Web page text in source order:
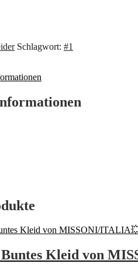
Schlagwort: #1
Buntes Kleid von